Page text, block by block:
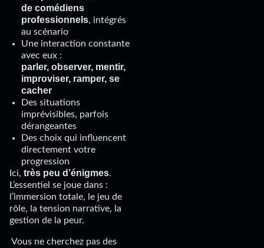
de comédiens
professionnels, intégrés
au scénario
Une interaction constante
avec eux :
parler, observer, mentir,
improviser, ramper, se
cacher
Des situations
imprévisibles, parfois
dérangeantes
Des choix qui influencent
directement votre
progression
Ici, très peu d’énigmes.
L’essentiel se joue dans :
l’immersion totale, le jeu de
rôle, la tension narrative, la
gestion de la peur.
Vous ne cherchez pas des